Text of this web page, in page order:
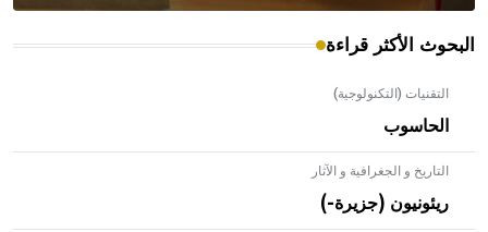
البحوث الأكثر قراءة
التقنيات (التكنولوجية)
الحاسوب
التاريخ و الجغرافية و الآثار
ريئونيون (جزيرة-)